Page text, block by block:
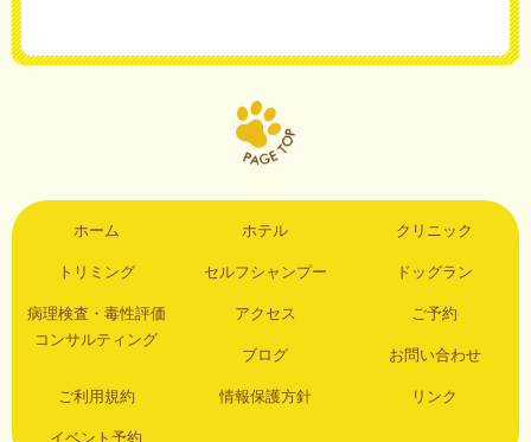
ホーム ホテル クリニック
トリミング セルフシャンプー ドッグラン
病理検査・毒性評価
コンサルティング
アクセス ご予約
ブログ お問い合わせ
ご利用規約 情報保護方針 リンク
イベント予約